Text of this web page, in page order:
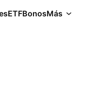
ETFBonosMás